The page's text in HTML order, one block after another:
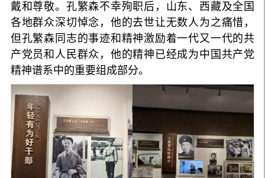
戴和尊敬。孔繁森不幸殉职后，山东、西藏及全国
各地群众深切悼念，他的去世让无数人为之痛惜，
但孔繁森同志的事迹和精神激励着一代又一代的共
产党员和人民群众，他的精神已经成为中国共产党
精神谱系中的重要组成部分。